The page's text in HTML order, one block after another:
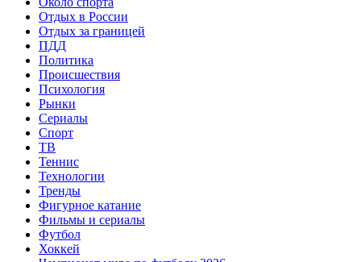
Отдых в России
Отдых за границей
ПДД
Политика
Происшествия
Психология
Рынки
Сериалы
Спорт
ТВ
Теннис
Технологии
Тренды
Фигурное катание
Фильмы и сериалы
Футбол
Хоккей